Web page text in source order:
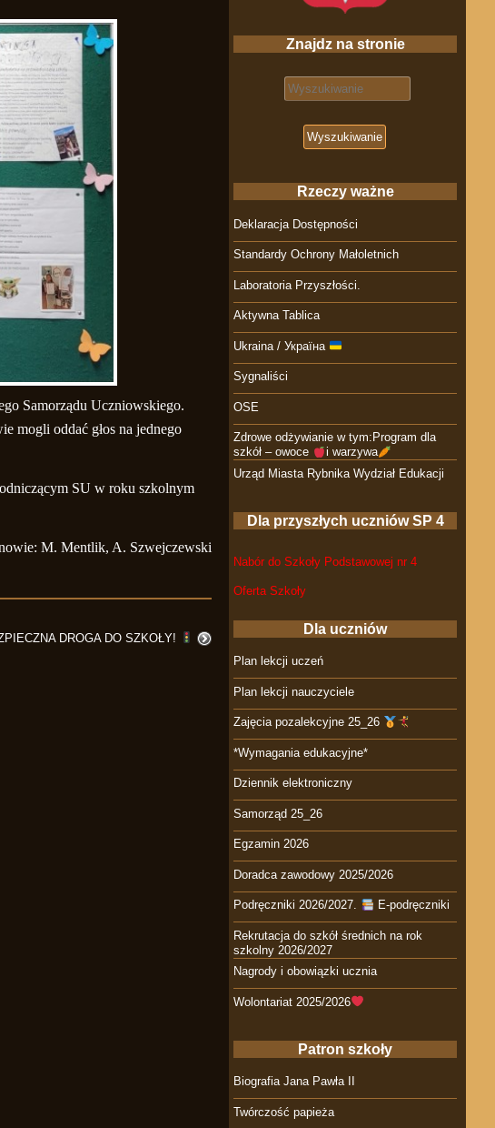
Samorządu Uczniowskiego.
mogli oddać głos na jednego
SU w roku szkolnym
M. Mentlik, A. Szwejczewski
DROGA DO SZKOŁY!
Znajdz na stronie
Search for:
Rzeczy ważne
Deklaracja Dostępności
Standardy Ochrony Małoletnich
Laboratoria Przyszłości.
Aktywna Tablica
Ukraina / Україна
Sygnaliści
OSE
Zdrowe odżywianie w tym:Program dla
szkół – owoce
i warzywa
Urząd Miasta Rybnika Wydział Edukacji
Dla przyszłych uczniów SP 4
Nabór do Szkoły Podstawowej nr 4
Oferta Szkoły
Dla uczniów
Plan lekcji uczeń
Plan lekcji nauczyciele
Zajęcia pozalekcyjne 25_26
*Wymagania edukacyjne*
Dziennik elektroniczny
Samorząd 25_26
Egzamin 2026
Doradca zawodowy 2025/2026
Podręczniki 2026/2027. E-podręczniki
Rekrutacja do szkół średnich na rok
szkolny 2026/2027
Nagrody i obowiązki ucznia
Wolontariat 2025/2026
Patron szkoły
Biografia Jana Pawła II
Twórczość papieża